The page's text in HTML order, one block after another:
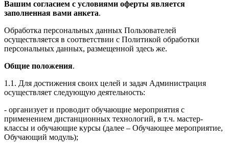
Вашим согласием с условиями оферты является
заполненная вами анкета.
Обработка персональных данных Пользователей
осуществляется в соответствии с Политикой обработки
персональных данных, размещенной здесь же.
Общие положения.
1.1. Для достижения своих целей и задач Администрация
осуществляет следующую деятельность:
- организует и проводит обучающие мероприятия с
применением дистанционных технологий, в т.ч. мастер-
классы и обучающие курсы (далее – Обучающее мероприятие,
Обучающий модуль);